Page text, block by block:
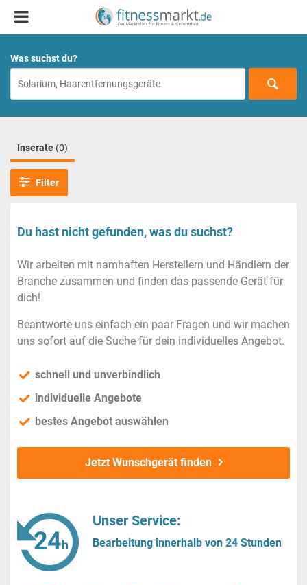
Was suchst du?
Inserate (0)
Filter
Du hast nicht gefunden, was du suchst?
Wir arbeiten mit namhaften Herstellern und Händlern der
Branche zusammen und finden das passende Gerät für
dich!
Beantworte uns einfach ein paar Fragen und wir machen
uns sofort auf die Suche für dein individuelles Angebot.
schnell und unverbindlich
individuelle Angebote
bestes Angebot auswählen
Jetzt Wunschgerät finden
Unser Service:
Bearbeitung innerhalb von 24 Stunden